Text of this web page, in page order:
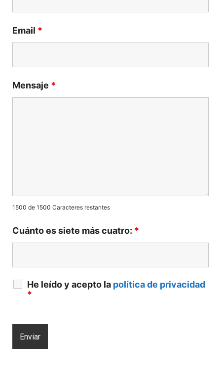
Email *
Mensaje *
1500 de 1500 Caracteres restantes
Cuánto es siete más cuatro: *
He leído y acepto la política de privacidad
*